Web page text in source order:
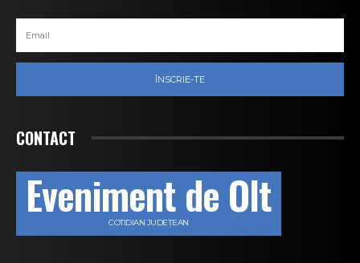
ÎNSCRIE-TE
CONTACT
Eveniment de Olt
COTIDIAN JUDEȚEAN